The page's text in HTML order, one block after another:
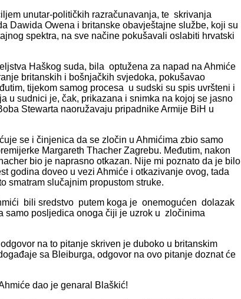
unutar-političkih razračunavanja, te skrivanja
Dawida Owena i britanske obavještajne službe, koji su
spektra, na sve načine pokušavali oslabiti hrvatski
Haškog suda, bila optužena za napad na Ahmiće
britanskih i bošnjačkih svjedoka, pokušavao
tijekom samog procesa u sudski su spis uvršteni i
u sudnici je, čak, prikazana i snimka na kojoj se jasno
Stewarta naoružavaju pripadnike Armije BiH u
se i činjenica da se zločin u Ahmićima zbio samo
Margareth Thacher Zagrebu. Međutim, nakon
bio je naprasno otkazan. Nije mi poznato da je bilo
godina doveo u vezi Ahmiće i otkazivanje ovog, tada
smatram slučajnim propustom struke.
bili sredstvo putem koga je onemogućen dolazak
samo posljedica onoga čiji je uzrok u zločinima
na to pitanje skriven je duboko u britanskim
sa Bleiburga, odgovor na ovo pitanje doznat će
dao je genaral Blaškić!